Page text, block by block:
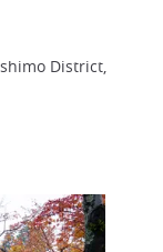
District,